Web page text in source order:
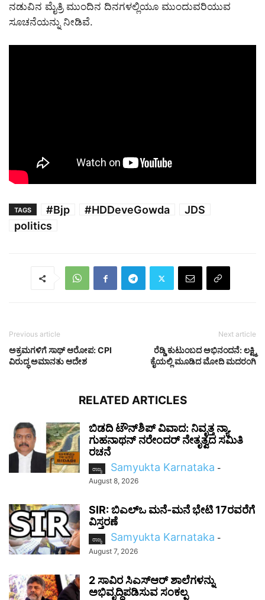
ನಡುವಿನ ಮೈತ್ರಿ ಮುಂದಿನ ದಿನಗಳಲ್ಲಿಯೂ ಮುಂದುವರಿಯುವ
ಸೂಚನೆಯನ್ನು ನೀಡಿವೆ.
TAGS #Bjp #HDDeveGowda
JDS
politics
Previous article
ಅಕ್ರಮಗಳಿಗೆ ಸಾಥ್ ಆರೋಪ: CPI
ವಿರುದ್ಧ ಅಮಾನತು ಆದೇಶ
Next article
ರೆಡ್ಡಿ ಕುಟುಂಬದ ಅಭಿನಂದನೆ: ಲಕ್ಷ್ಮಿ
ಕೈಯಲ್ಲಿ ಮೂಡಿದ ಮೋದಿ ಮದರಂಗಿ
RELATED ARTICLES
ಬಿಡದಿ ಟೌನ್‌ಶಿಪ್ ವಿವಾದ: ನಿವೃತ್ತ ನ್ಯಾ.
ಗುಹನಾಥನ್ ನರೇಂದರ್ ನೇತೃತ್ವದ ಸಮಿತಿ
ರಚನೆ
ರಾಜ್ಯ Samyukta Karnataka -
August 8, 2026
SIR: ಬಿಎಲ್ಒ ಮನೆ-ಮನೆ ಭೇಟಿ 17ರವರೆಗೆ
ವಿಸ್ತರಣೆ
ರಾಜ್ಯ Samyukta Karnataka -
August 7, 2026
2 ಸಾವಿರ ಸಿಎಸ್‌ಆರ್ ಶಾಲೆಗಳನ್ನು
ಅಭಿವೃದ್ಧಿಪಡಿಸುವ ಸಂಕಲ್ಪ